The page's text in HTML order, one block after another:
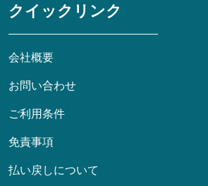
クイックリンク
会社概要
お問い合わせ
ご利用条件
免責事項
払い戻しについて